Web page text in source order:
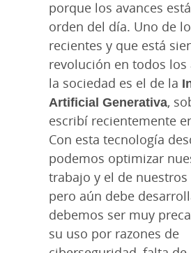
porque los avances
orden del día. Uno de
recientes y que está
revolución en todos
la sociedad es el de la
Artificial Generativa,
escribí recientemente
Con esta tecnología
podemos optimizar
trabajo y el de nuestros
pero aún debe
debemos ser muy
su uso por razones de